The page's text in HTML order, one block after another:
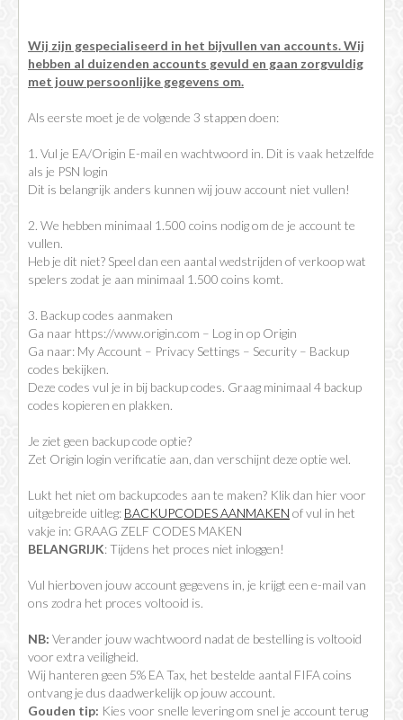
Wij zijn gespecialiseerd in het bijvullen van accounts. Wij
hebben al duizenden accounts gevuld en gaan zorgvuldig
met jouw persoonlijke gegevens om.
Als eerste moet je de volgende 3 stappen doen:
1. Vul je EA/Origin E-mail en wachtwoord in. Dit is vaak hetzelfde
als je PSN login
Dit is belangrijk anders kunnen wij jouw account niet vullen!
2. We hebben minimaal 1.500 coins nodig om de je account te
vullen.
Heb je dit niet? Speel dan een aantal wedstrijden of verkoop wat
spelers zodat je aan minimaal 1.500 coins komt.
3. Backup codes aanmaken
Ga naar https://www.origin.com – Log in op Origin
Ga naar: My Account – Privacy Settings – Security – Backup
codes bekijken.
Deze codes vul je in bij backup codes. Graag minimaal 4 backup
codes kopieren en plakken.
Je ziet geen backup code optie?
Zet Origin login verificatie aan, dan verschijnt deze optie wel.
Lukt het niet om backupcodes aan te maken? Klik dan hier voor
uitgebreide uitleg: BACKUPCODES AANMAKEN of vul in het
vakje in: GRAAG ZELF CODES MAKEN
BELANGRIJK: Tijdens het proces niet inloggen!
Vul hierboven jouw account gegevens in, je krijgt een e-mail van
ons zodra het proces voltooid is.
NB: Verander jouw wachtwoord nadat de bestelling is voltooid
voor extra veiligheid.
Wij hanteren geen 5% EA Tax, het bestelde aantal FIFA coins
ontvang je dus daadwerkelijk op jouw account.
Gouden tip: Kies voor snelle levering om snel je account terug